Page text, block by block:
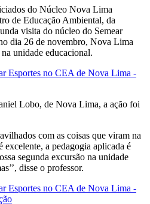
do Núcleo Nova Lima
de Educação Ambiental, da
visita do núcleo do Semear
dia 26 de novembro, Nova Lima
unidade educacional.
Lobo, de Nova Lima, a ação foi
com as coisas que viram na
a pedagogia aplicada é
segunda excursão na unidade
disse o professor.